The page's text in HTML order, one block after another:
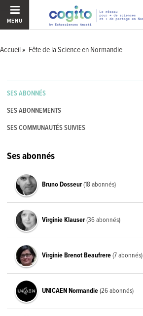
MENU
Accueil Fête de la Science en Normandie
SES ABONNÉS
SES ABONNEMENTS
SES COMMUNAUTÉS SUIVIES
Ses abonnés
Bruno Dosseur(18 abonnés)
Virginie Klauser(36 abonnés)
Virginie Brenot Beaufrere(7 abonnés)
UNICAEN Normandie(26 abonnés)